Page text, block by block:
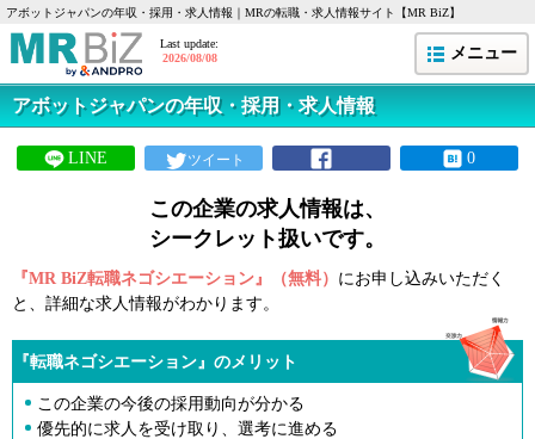
アボットジャパンの年収・採用・求人情報｜MRの転職・求人情報サイト【MR BiZ】
Last update:
2026/08/08
メニュー
アボットジャパンの年収・採用・求人情報
LINE ツイート 0
この企業の求人情報は、
シークレット扱いです。
『MR BiZ転職ネゴシエーション』（無料） にお申し込みいただく
と、詳細な求人情報がわかります。
『転職ネゴシエーション』のメリット
この企業の今後の採用動向が分かる
優先的に求人を受け取り、選考に進める
サノフィ
沢井製薬
参天製薬
サンド
大鵬薬品工業
武田薬品工業
田辺三菱製薬